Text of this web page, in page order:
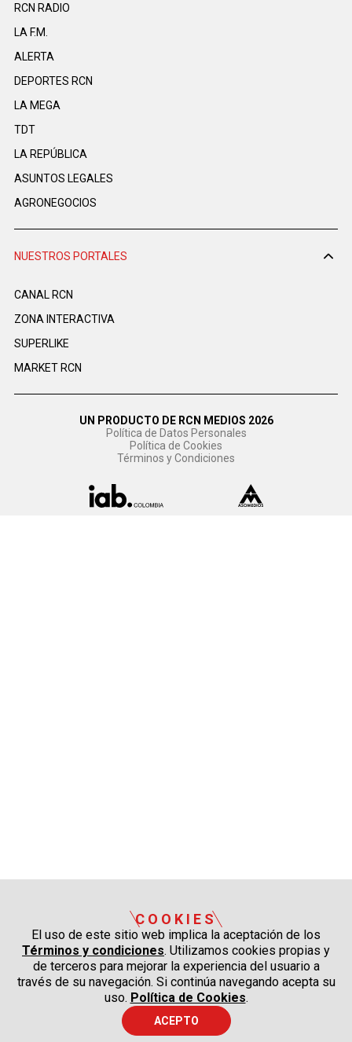
RCN RADIO
LA F.M.
ALERTA
DEPORTES RCN
LA MEGA
TDT
LA REPÚBLICA
ASUNTOS LEGALES
AGRONEGOCIOS
NUESTROS PORTALES
CANAL RCN
ZONA INTERACTIVA
SUPERLIKE
MARKET RCN
UN PRODUCTO DE RCN MEDIOS 2026
Política de Datos Personales
Política de Cookies
Términos y Condiciones
COOKIES
El uso de este sitio web implica la aceptación de los
Términos y condiciones. Utilizamos cookies propias y
de terceros para mejorar la experiencia del usuario a
través de su navegación. Si continúa navegando acepta su
uso. Política de Cookies.
ACEPTO